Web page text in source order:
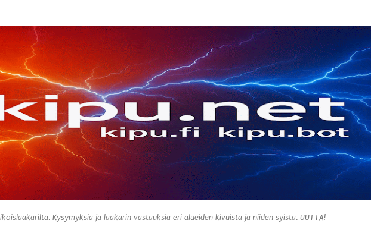
Kysymyksiä ja lääkärin vastauksia eri alueiden kivuista ja niiden syistä. UUTTA!